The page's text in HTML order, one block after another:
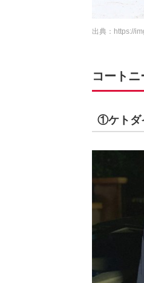
出典： https://
コート
①ケトダ